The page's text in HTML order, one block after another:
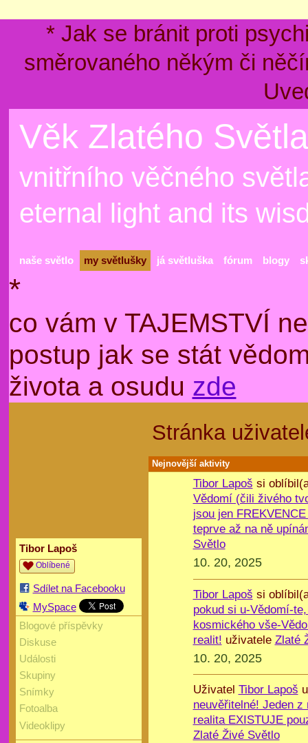
* Jak se bránit proti
směrovaného někým či
Věk Zlatého
vnitřního věčného
eternal light and its
naše světlo my světlušky já světluška fórum blogy
*
co vám v TAJEMSTVÍ
postup jak se stát
života a osudu zde
Tibor Lapoš
Oblíbené
Sdílet na Facebooku
MySpace
Blogové příspěvky
Diskuse
Události
Skupiny
Snímky
Fotoalba
Videoklipy
Stránka
Nejnovější aktivity
Tibor Lapoš si
Vědomí (čili živého
jsou jen
teprve až na ně
Světlo
10. 20, 2025
Tibor Lapoš si
pokud si u-Vědomí-
kosmického vše-
realit! uživatele Zlaté
10. 20, 2025
Uživatel Tibor Lapoš
neuvěřitelné! Jeden
realita EXISTUJE
Zlaté Živé Světlo